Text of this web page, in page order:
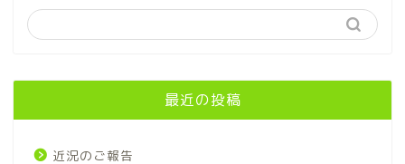
最近の投稿
近況のご報告